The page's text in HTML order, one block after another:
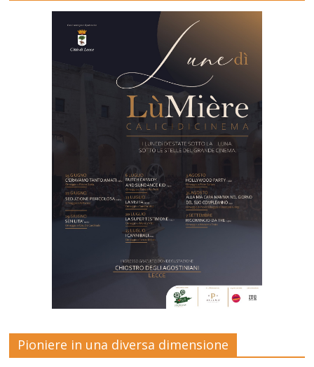
Pioniere in una diversa dimensione